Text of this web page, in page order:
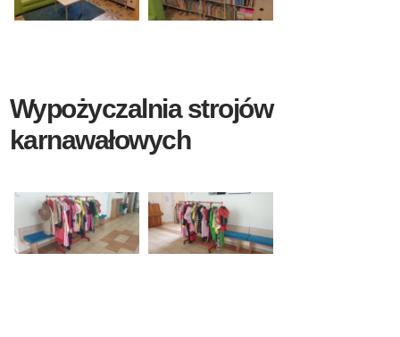
Wypożyczalnia strojów
karnawałowych